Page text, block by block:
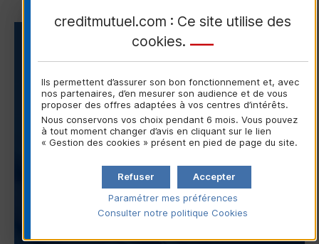
Fête de la Musique 2021 -
Étude Crédit Mutuel /
Kantar Public
Paris, le 21 juin 2021 - À l'occasion de la Fête de la
Musique 2021, le Crédit Mutuel révèle les résultats
de son étude sur la musique dans la vie des
Français menée avec l'institut Kantar Public...
COMMUNIQUÉ DE PRESSE
creditmutuel.com : Ce site utilise des
cookies.
Ils permettent d’assurer son bon fonctionnement et, avec
nos partenaires, d’en mesurer son audience et de vous
proposer des offres adaptées à vos centres d’intérêts.
Nous conservons vos choix pendant 6 mois. Vous pouvez
à tout moment changer d’avis en cliquant sur le lien
« Gestion des cookies » présent en pied de page du site.
Accepter
Refuser
Paramétrer mes préférences
Consulter notre politique Cookies